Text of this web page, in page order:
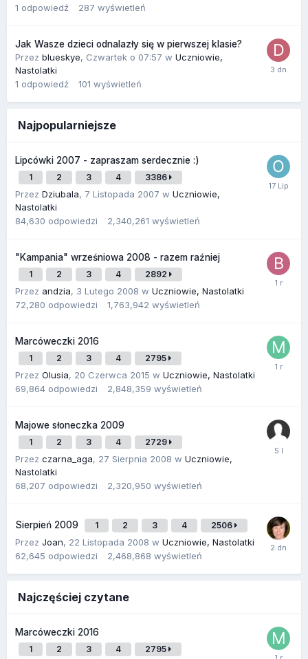
1 odpowiedź 287 wyświetleń
Jak Wasze dzieci odnalazły się w pierwszej klasie?
Przez blueskye, Czwartek o 07:57 w Uczniowie,
Nastolatki
1 odpowiedź 101 wyświetleń
Najpopularniejsze
Lipcówki 2007 - zapraszam serdecznie :)
1 2 3 4 3386
Przez Dziubala, 7 Listopada 2007 w Uczniowie,
Nastolatki
84,630 odpowiedzi 2,340,261 wyświetleń
"Kampania" wrześniowa 2008 - razem raźniej
1 2 3 4 2892
Przez andzia, 3 Lutego 2008 w Uczniowie, Nastolatki
72,280 odpowiedzi 1,763,942 wyświetleń
Marcóweczki 2016
1 2 3 4 2795
Przez Olusia, 20 Czerwca 2015 w Uczniowie, Nastolatki
69,864 odpowiedzi 2,848,359 wyświetleń
Majowe słoneczka 2009
1 2 3 4 2729
Przez czarna_aga, 27 Sierpnia 2008 w Uczniowie,
Nastolatki
68,207 odpowiedzi 2,320,950 wyświetleń
Sierpień 2009 1 2 3 4 2506
Przez Joan, 22 Listopada 2008 w Uczniowie, Nastolatki
62,645 odpowiedzi 2,468,868 wyświetleń
Najczęściej czytane
Marcóweczki 2016
1 2 3 4 2795